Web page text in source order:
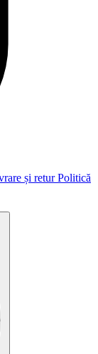
și returPolitică